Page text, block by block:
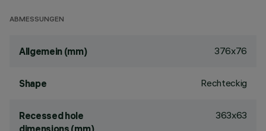
ABMESSUNGEN
Allgemein (mm) 376x76
Shape Rechteckig
Recessed hole
dimensions (mm)
363x63